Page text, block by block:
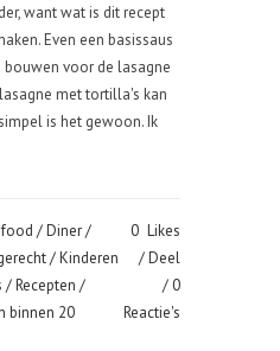
want wat is dit recept
Even een basissaus
bouwen voor de lasagne
met tortilla's kan
is het gewoon. Ik
/Diner/
/Kinderen
/Recepten /
binnen 20
0 Likes
Deel
0
Reactie's